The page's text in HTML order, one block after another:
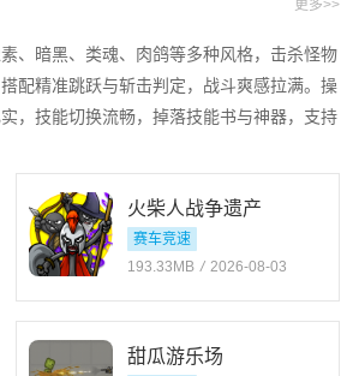
更多>>
、暗黑、类魂、肉鸽等多种风格，击杀怪物
配精准跳跃与斩击判定，战斗爽感拉满。操
，技能切换流畅，掉落技能书与神器，支持
火柴人战争遗产
赛车竞速
193.33MB / 2026-08-03
甜瓜游乐场